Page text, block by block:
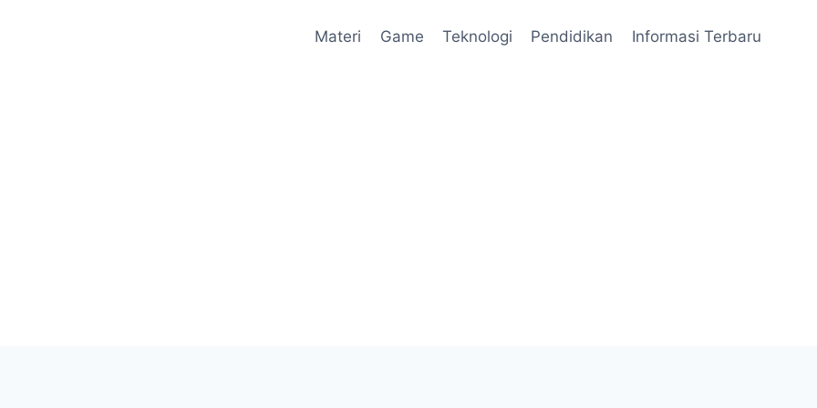
Materi Game Teknologi Pendidikan Informasi Terbaru